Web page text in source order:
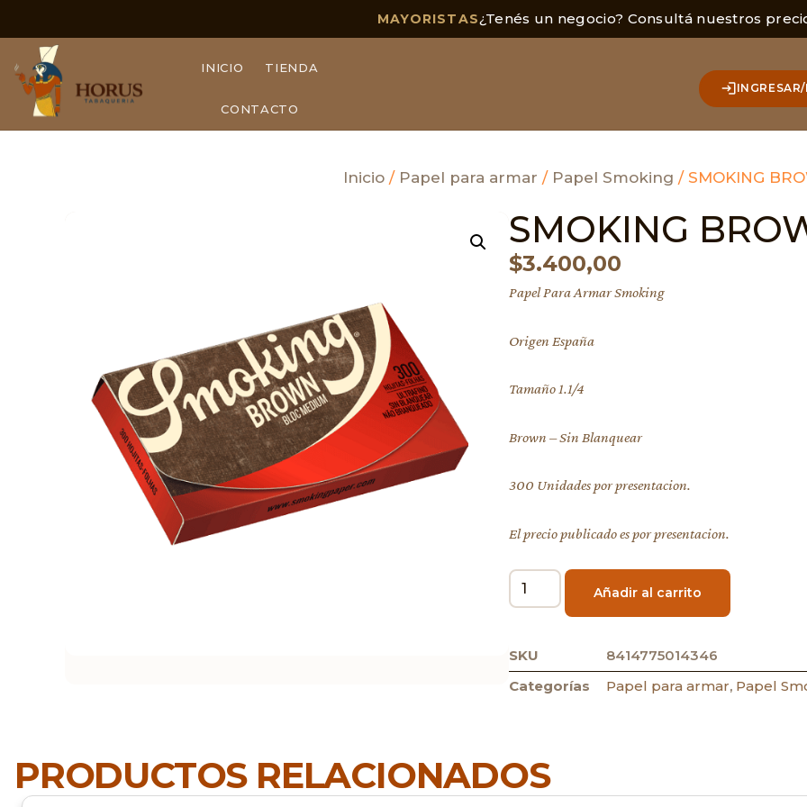
MAYORISTAS¿Tenés un negocio? Consultá nuestros
INICIO TIENDA
CONTACTO
Inicio/ Papel para armar / Papel Smoking / SMOKING
SMOKING
$3.400,00
Papel Para Armar Smoking
Origen España
Tamaño 1.1/4
Brown – Sin Blanquear
300 Unidades por presentacion.
El precio publicado es por presentacion.
Añadir al carrito
SKU
8414775014346
Categorías
Papel para armar, Papel
PRODUCTOS RELACIONADOS